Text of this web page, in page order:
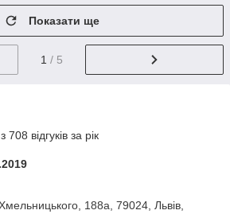
Показати ще
1 / 5
відгуків за рік
188а, 79024, Львів,